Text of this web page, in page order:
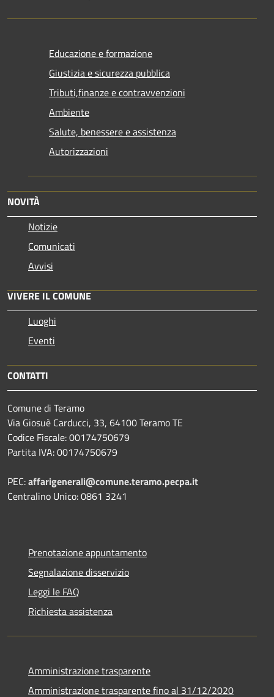
Educazione e formazione
Giustizia e sicurezza pubblica
Tributi,finanze e contravvenzioni
Ambiente
Salute, benessere e assistenza
Autorizzazioni
NOVITÀ
Notizie
Comunicati
Avvisi
VIVERE IL COMUNE
Luoghi
Eventi
CONTATTI
Comune di Teramo
Via Giosuè Carducci, 33, 64100 Teramo TE
Codice Fiscale: 00174750679
Partita IVA: 00174750679
PEC:affarigenerali@comune.teramo.pecpa.it
Centralino Unico: 0861 3241
Prenotazione appuntamento
Segnalazione disservizio
Leggi le FAQ
Richiesta assistenza
Amministrazione trasparente
Amministrazione trasparente fino al 31/12/2020